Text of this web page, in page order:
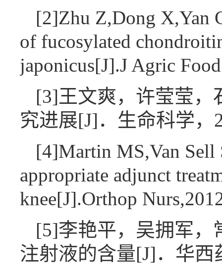
[2]Zhu Z,Dong X,Yan
of fucosylated
japonicus[J].J Agric
[3]王文爽，许莹莹，
究进展[J]．生命科学，
[4]Martin MS,Van Sell
appropriate adjunct
knee[J].Orthop
[5]李艳平，吴拥军，
注射液的含量[J]．华西